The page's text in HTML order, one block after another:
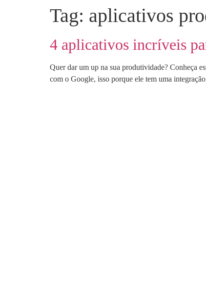
Tag: aplicativos
4 aplicativos incríveis
Quer dar um up na sua produtividade? Conheça
com o Google, isso porque ele tem uma